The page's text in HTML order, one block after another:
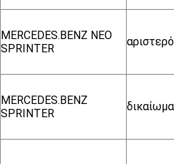
MERCEDES.BENZ ΝΕΟ
SPRINTER
MERCEDES.BENZ
SPRINTER
δικαίωμα